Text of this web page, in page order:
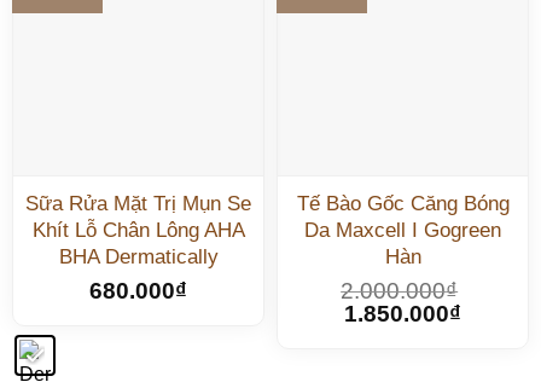
Sữa Rửa Mặt Trị Mụn Se
Khít Lỗ Chân Lông AHA
BHA Dermatically
680.000₫
Tế Bào Gốc Căng Bóng
Da Maxcell I Gogreen
Hàn
2.000.000₫
1.850.000₫